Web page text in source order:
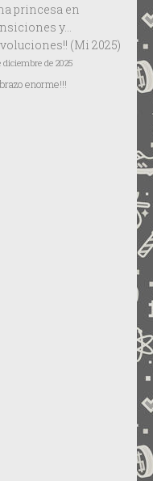
princesaen
y…
(Mi 2025)
diciembre de 2025
enorme!!!